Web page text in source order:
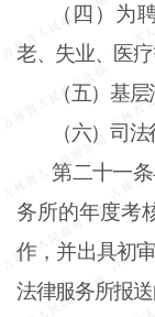
（四）为
老、失业、医
（五）基
（六）司
第二十一条
务所的年度考
作，并出具初
法律服务所报